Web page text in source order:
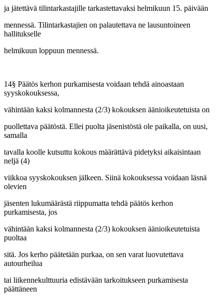
ja jätettävä tilintarkastajille tarkastettavaksi helmikuun 15. päivään
mennessä. Tilintarkastajien on palautettava ne lausuntoineen
hallitukselle
helmikuun loppuun mennessä.
14§ Päätös kerhon purkamisesta voidaan tehdä ainoastaan
syyskokouksessa,
vähintään kaksi kolmannesta (2/3) kokouksen äänioikeutetuista on
puollettava päätöstä. Ellei puolta jäsenistöstä ole paikalla, on uusi,
samalla
tavalla koolle kutsuttu kokous määrättävä pidetyksi aikaisintaan
neljä (4)
viikkoa syyskokouksen jälkeen. Siinä kokouksessa voidaan läsnä
olevien
jäsenten lukumäärästä riippumatta tehdä päätös kerhon
purkamisesta, jos
vähintään kaksi kolmannesta (2/3) kokouksen äänioikeutetuista
puoltaa
sitä. Jos kerho päätetään purkaa, on sen varat luovutettava
autourheilua
tai liikennekulttuuria edistävään tarkoitukseen purkamisesta
päättäneen